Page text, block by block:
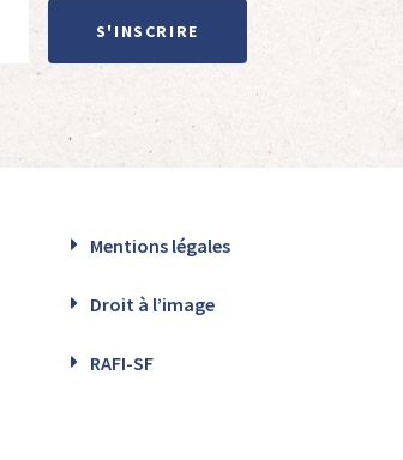
S'INSCRIRE
Mentions légales
Droit à l’image
RAFI-SF